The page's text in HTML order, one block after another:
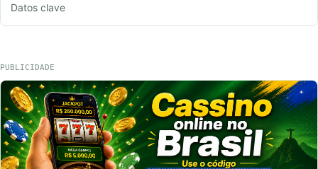
Datos clave
PUBLICIDADE